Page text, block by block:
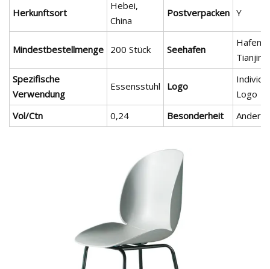
Herkunftsort
Hebei,
China
Postverpacken Y
Mindestbestellmenge 200 Stück Seehafen
Hafen
Tianjin
Spezifische
Verwendung
Essensstuhl Logo
Logo
Vol/Ctn
0,24 Besonderheit Andere